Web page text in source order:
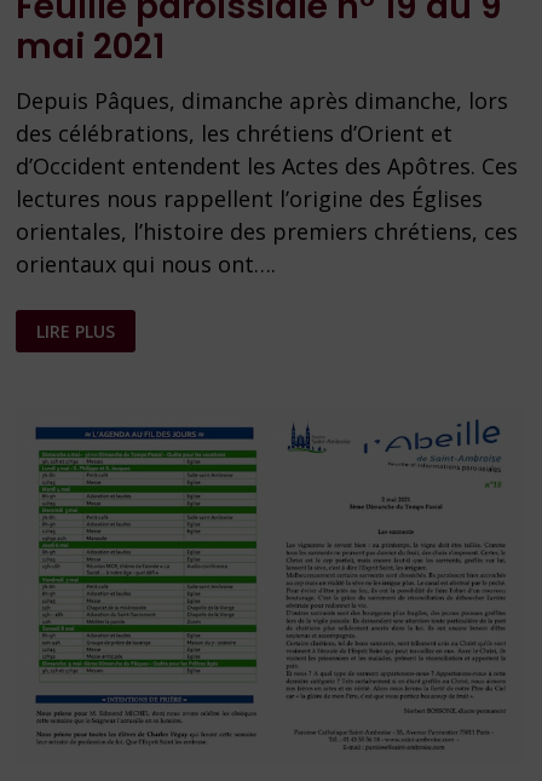
mai 2021
Depuis Pâques, dimanche après dimanche, lors
des célébrations, les chrétiens d’Orient et
d’Occident entendent les Actes des Apôtres. Ces
lectures nous rappellent l’origine des Églises
orientales, l’histoire des premiers chrétiens, ces
orientaux qui nous ont….
FEUILLE
PAROISSIALE
N°
MAI
2021
LIRE PLUS